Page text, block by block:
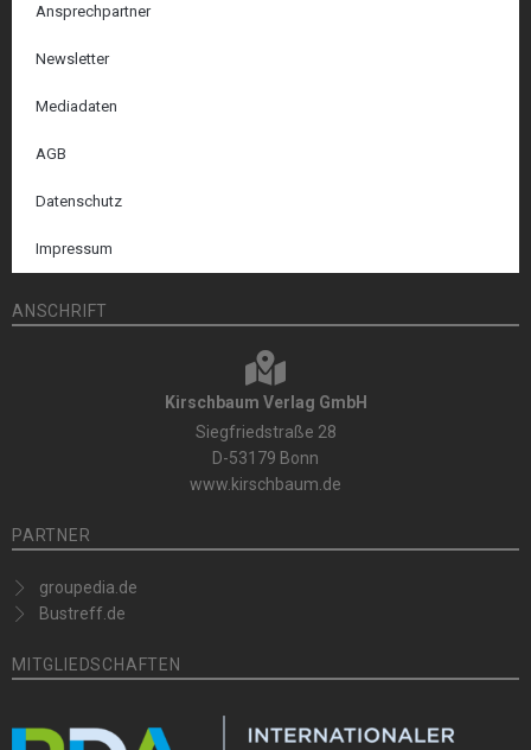
Ansprechpartner
Newsletter
Mediadaten
AGB
Datenschutz
Impressum
ANSCHRIFT
Kirschbaum Verlag GmbH
Siegfriedstraße 28
D-53179 Bonn
www.kirschbaum.de
PARTNER
groupedia.de
Bustreff.de
MITGLIEDSCHAFTEN